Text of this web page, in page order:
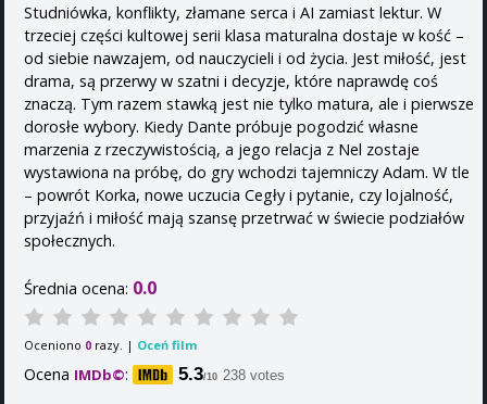
Studniówka, konflikty, złamane serca i AI zamiast lektur. W
trzeciej części kultowej serii klasa maturalna dostaje w kość –
od siebie nawzajem, od nauczycieli i od życia. Jest miłość, jest
drama, są przerwy w szatni i decyzje, które naprawdę coś
znaczą. Tym razem stawką jest nie tylko matura, ale i pierwsze
dorosłe wybory. Kiedy Dante próbuje pogodzić własne
marzenia z rzeczywistością, a jego relacja z Nel zostaje
wystawiona na próbę, do gry wchodzi tajemniczy Adam. W tle
– powrót Korka, nowe uczucia Cegły i pytanie, czy lojalność,
przyjaźń i miłość mają szansę przetrwać w świecie podziałów
społecznych.
Średnia ocena: 0.0
Oceniono 0 razy. | Oceń film
Ocena IMDb©: 5.3/10 238 votes